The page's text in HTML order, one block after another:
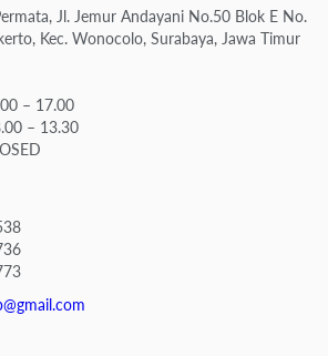
Jl. Jemur Andayani No.50 Blok E No.
Kec. Wonocolo, Surabaya, Jawa Timur
– 17.00
– 13.30